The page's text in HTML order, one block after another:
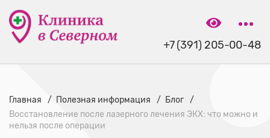
+7 (391) 205-00-48
Главная Полезная информация
Блог
Восстановление после лазерного лечения ЭКХ: что можно и
нельзя после операции